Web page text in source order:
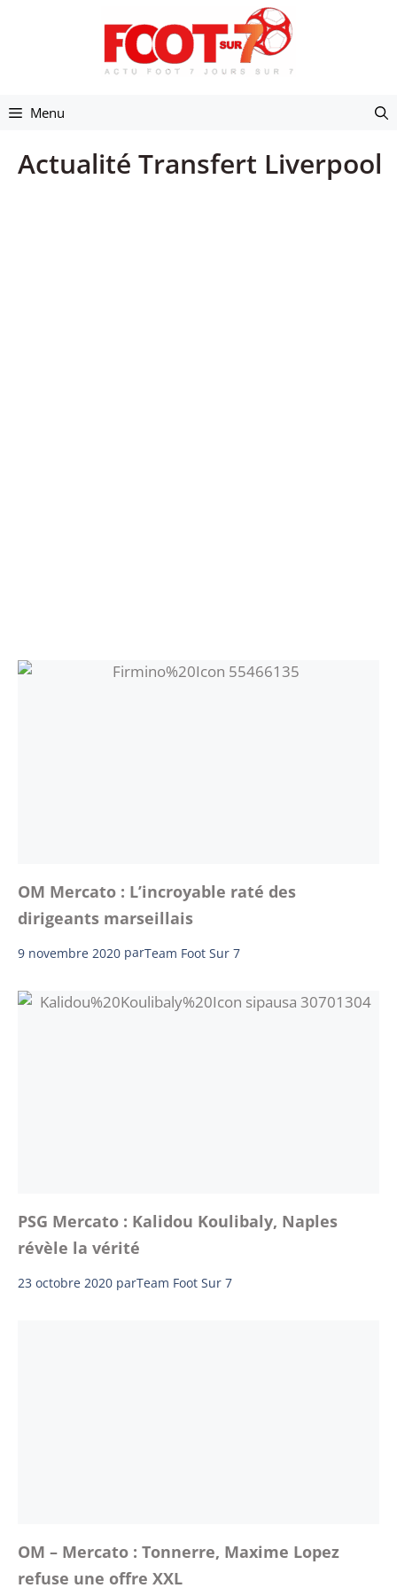
Menu
Actualité Transfert Liverpool
OM Mercato : L’incroyable raté des
dirigeants marseillais
9 novembre 2020 parTeam Foot Sur 7
PSG Mercato : Kalidou Koulibaly, Naples
révèle la vérité
23 octobre 2020 parTeam Foot Sur 7
OM – Mercato : Tonnerre, Maxime Lopez
refuse une offre XXL